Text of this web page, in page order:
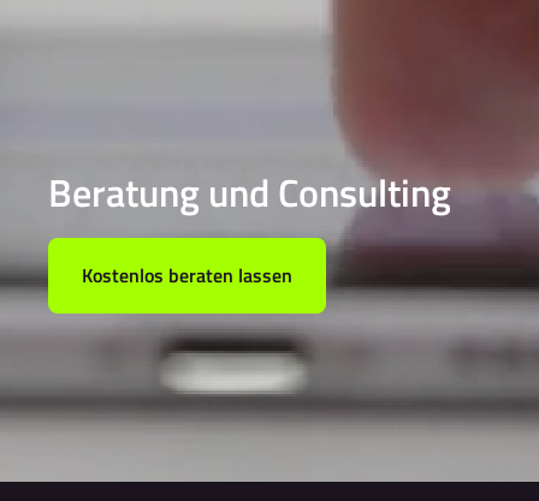
Beratung und Consulting
Kostenlos beraten lassen